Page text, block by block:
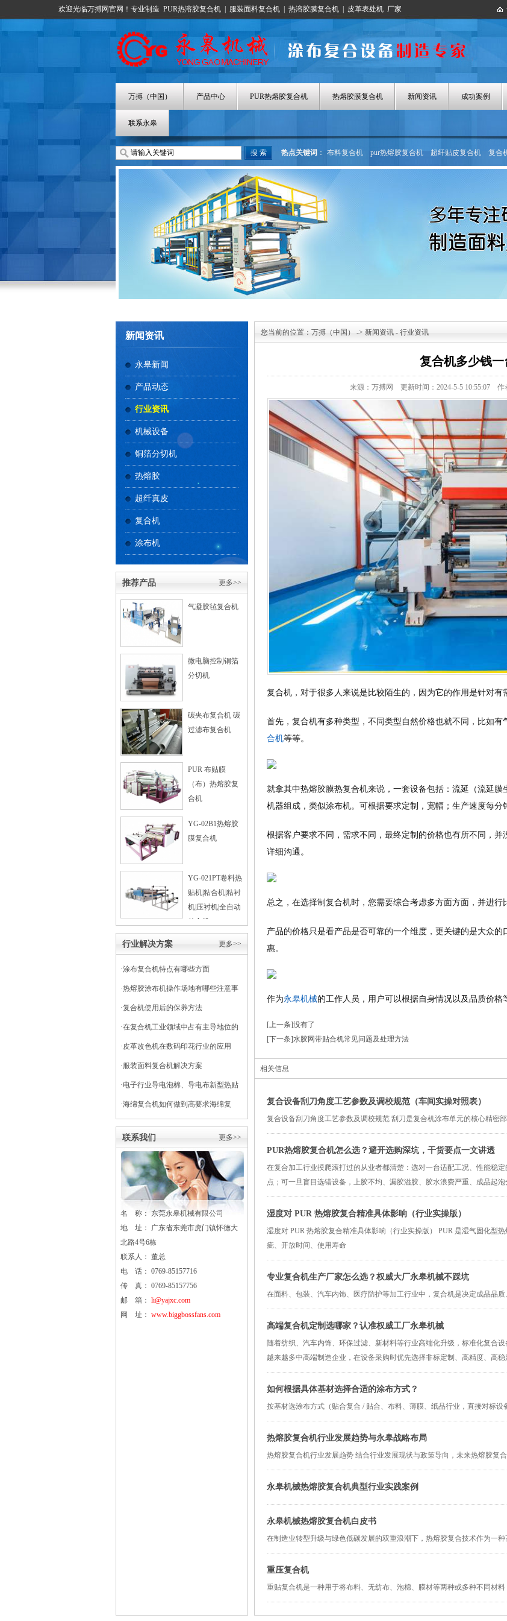
欢迎光临万搏网官网！专业制造 PUR热溶胶复合机 服装面料复合机 热溶胶膜复合机 皮革表处机 厂家
万搏（中国） 产品中心 PUR热熔胶复合机 热熔胶膜复合机 新闻资讯 成功案例
联系永皋
热点关键词 ： 布料复合机 pur热熔胶复合机 超纤贴皮复合机 复合
热熔胶涂布机
热熔胶膜复合机
新闻资讯
永皋新闻
产品动态
行业资讯
机械设备
铜箔分切机
热熔胶
超纤真皮
复合机
涂布机
更多>>
推荐产品
气凝胶毡复合机
微电脑控制铜箔
分切机
碳夹布复合机 碳
过滤布复合机
PUR 布贴膜
（布）热熔胶复
合机
YG-02B1热熔胶
膜复合机
YG-021PT卷料热
贴机|粘合机|粘衬
机|压衬机|全自动
粘合机
更多>>
行业解决方案
·涂布复合机特点有哪些方面
·热熔胶涂布机操作场地有哪些注意事
项
·复合机使用后的保养方法
·在复合机工业领域中占有主导地位的
干式复合机
·皮革改色机在数码印花行业的应用
·服装面料复合机解决方案
·电子行业导电泡棉、导电布新型热贴
复合
·海绵复合机如何做到高要求海绵复
更多>>
联系我们
名 称： 东莞永皋机械有限公司
地 址： 广东省东莞市虎门镇怀德大
北路4号6栋
联系人： 董总
电 话： 0769-85157716
传 真： 0769-85157756
邮 箱： li@yajxc.com
网 址： www.biggbossfans.com
您当前的位置： 万搏（中国） -> 新闻资讯 - 行业资讯
复合机多少钱一
来源：万搏网 更新时间：2024-5-5 10:55:07 作
复合机，对于很多人来说是比较陌生的，因为它的作用是针对有
首先，复合机有多种类型，不同类型自然价格也就不同，比如有
合机等等。
就拿其中热熔胶膜热复合机来说，一套设备包括：流延（流延
机器组成，类似涂布机。可根据要求定制，宽幅；生产速度每分
根据客户要求不同，需求不同，最终定制的价格也有所不同，
详细沟通。
总之，在选择制复合机时，您需要综合考虑多方面方面，并进行
产品的价格只是看产品是否可靠的一个维度，更关键的是大众
惠。
作为永皋机械的工作人员，用户可以根据自身情况以及品质价格
[上一条]没有了
[下一条]水胶网带贴合机常见问题及处理方法
相关信息
复合设备刮刀角度工艺参数及调校规范（车间实操对照表）
复合设备刮刀角度工艺参数及调校规范 刮刀是复合机涂布单元的核心精密部
PUR热熔胶复合机怎么选？避开选购深坑，干货要点一文讲透
在复合加工行业摸爬滚打过的从业者都清楚：选对一台适配工况、性能稳
点；可一旦盲目选错设备，上胶不均、漏胶溢胶、胶水浪费严重、成品起泡
湿度对 PUR 热熔胶复合精准具体影响（行业实操版）
湿度对 PUR 热熔胶复合精准具体影响（行业实操版） PUR 是湿气固化型
疵、开放时间、使用寿命
专业复合机生产厂家怎么选？权威大厂永皋机械不踩坑
在面料、包装、汽车内饰、医疗防护等加工行业中，复合机是决定成品品质
高端复合机定制选哪家？认准权威工厂永皋机械
随着纺织、汽车内饰、环保过滤、新材料等行业高端化升级，标准化复合
越来越多中高端制造企业，在设备采购时优先选择非标定制、高精度、高稳
如何根据具体基材选择合适的涂布方式？
按基材选涂布方式（贴合复合 / 贴合、布料、薄膜、纸品行业，直接对标设
热熔胶复合机行业发展趋势与永皋战略布局
热熔胶复合机行业发展趋势 结合行业发展现状与政策导向，未来热熔胶复
永皋机械热熔胶复合机典型行业实践案例
永皋机械热熔胶复合机白皮书
在制造业转型升级与绿色低碳发展的双重浪潮下，热熔胶复合技术作为一
重压复合机
重贴复合机是一种用于将布料、无纺布、泡棉、膜材等两种或多种不同材